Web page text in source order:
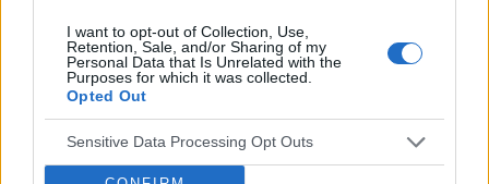
I want to opt-out of Collection, Use,
Retention, Sale, and/or Sharing of my
Personal Data that Is Unrelated with the
Purposes for which it was collected.
Opted Out
Sensitive Data Processing Opt Outs
Reklama: